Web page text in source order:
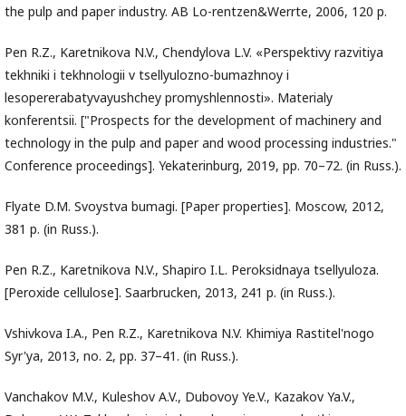
the pulp and paper industry. AB Lo-rentzen&Werrte, 2006, 120 p.
Pen R.Z., Karetnikova N.V., Chendylova L.V. «Perspektivy razvitiya
tekhniki i tekhnologii v tsellyulozno-bumazhnoy i
lesopererabatyvayushchey promyshlennosti». Materialy
konferentsii. ["Prospects for the development of machinery and
technology in the pulp and paper and wood processing industries."
Conference proceedings]. Yekaterinburg, 2019, pp. 70–72. (in Russ.).
Flyate D.M. Svoystva bumagi. [Paper properties]. Moscow, 2012,
381 p. (in Russ.).
Pen R.Z., Karetnikova N.V., Shapiro I.L. Peroksidnaya tsellyuloza.
[Peroxide cellulose]. Saarbrucken, 2013, 241 p. (in Russ.).
Vshivkova I.A., Pen R.Z., Karetnikova N.V. Khimiya Rastitel'nogo
Syr'ya, 2013, no. 2, pp. 37–41. (in Russ.).
Vanchakov M.V., Kuleshov A.V., Dubovoy Ye.V., Kazakov Ya.V.,